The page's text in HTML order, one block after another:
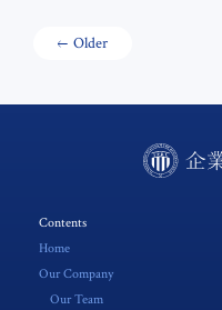
Older
Contents
Home
Our Company
Our Team